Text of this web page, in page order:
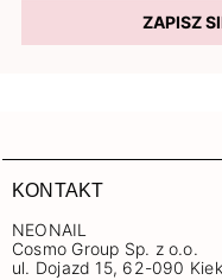
ZAPISZ
KONTAKT
NEONAIL
Cosmo Group Sp. z o.o.
ul. Dojazd 15, 62-090